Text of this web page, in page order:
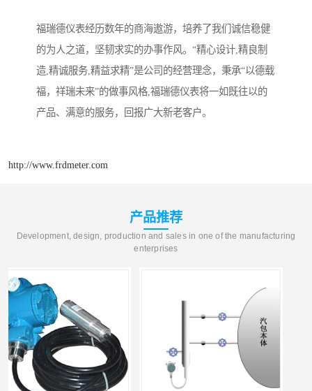
福瑞德仪表经历数年的商海遨游，培养了我们诚信稳健
的为人之道，坚韧求实的办事作风。“精心设计,精良制
造,精诚服务,精益求精”是公司的经营理念，秉承“以德载
福，祥瑞未来”的做事风格,福瑞德仪表将一如既往以的
产品、满意的服务，回报广大新老客户。
http://www.frdmeter.com
产品推荐
Development, design, production and sales in one of the manufacturing
enterprises